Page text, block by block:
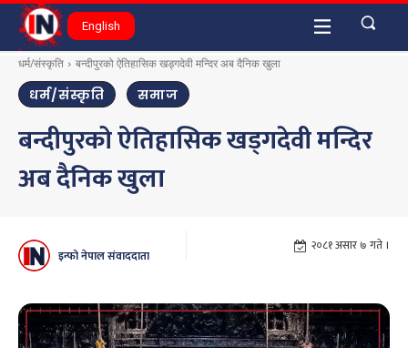
English
धर्म/संस्कृति बन्दीपुरको ऐतिहासिक खड्गदेवी मन्दिर अब दैनिक खुला
धर्म/संस्कृति समाज
बन्दीपुरको ऐतिहासिक खड्गदेवी मन्दिर
अब दैनिक खुला
इन्फो नेपाल संवाददाता
२०८१ असार ७ गते ।